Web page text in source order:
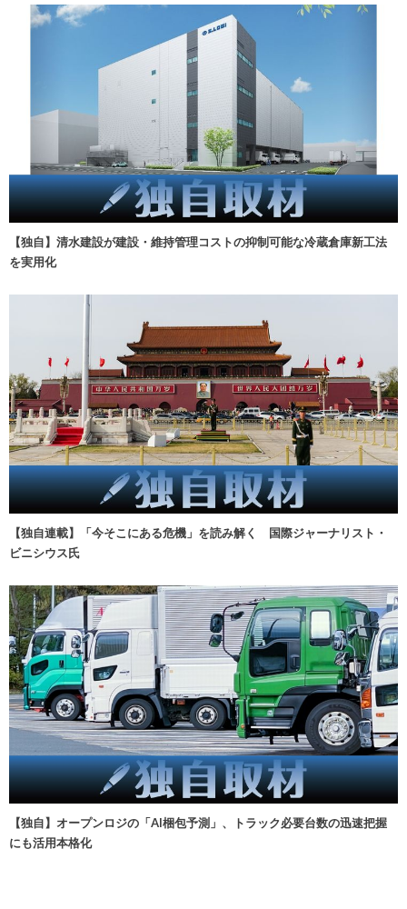
【独自】清水建設が建設・維持管理コストの抑制可能な冷蔵倉庫新工法
を実用化
【独自連載】「今そこにある危機」を読み解く 国際ジャーナリスト・
ビニシウス氏
【独自】オープンロジの「AI梱包予測」、トラック必要台数の迅速把握
にも活用本格化